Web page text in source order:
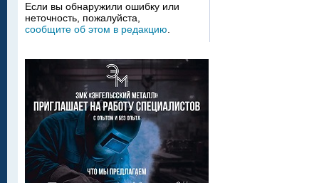
Если вы обнаружили ошибку или
неточность, пожалуйста,
сообщите об этом в редакцию.